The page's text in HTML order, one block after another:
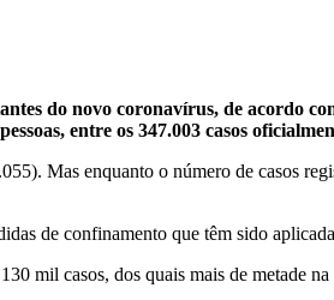
do novo coronavírus, de acordo
entre os 347.003 casos
Mas enquanto o número de casos
de confinamento que têm sido
mil casos, dos quais mais de metade